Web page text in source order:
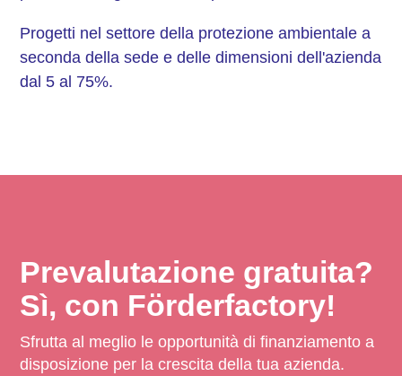
Progetti nel settore della protezione ambientale a
seconda della sede e delle dimensioni dell'azienda
dal 5 al 75%.
Prevalutazione gratuita?
Sì, con Förderfactory!
Sfrutta al meglio le opportunità di finanziamento a
disposizione per la crescita della tua azienda.